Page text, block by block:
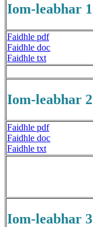
Iom-leabhar 1
Faidhle pdf
Faidhle doc
Faidhle txt
Iom-leabhar 2
Faidhle pdf
Faidhle doc
Faidhle txt
Iom-leabhar 3